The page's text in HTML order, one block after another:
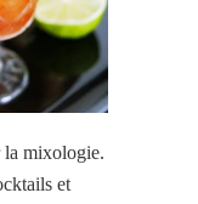
la mixologie.
et